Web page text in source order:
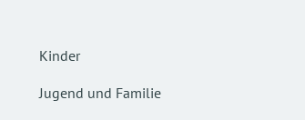
Kinder
Jugend und Familie